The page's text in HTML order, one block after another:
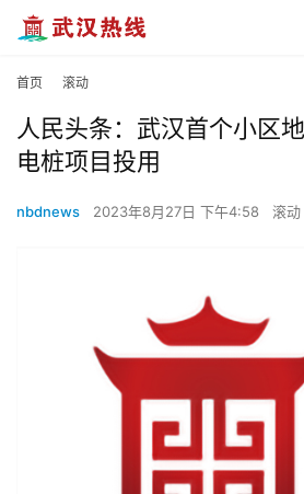
首页 滚动
人民头条：武汉首个小区
电桩项目投用
nbdnews 2023年8月27日 下午4:58 滚动